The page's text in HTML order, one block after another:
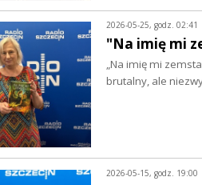
2026-05-25, godz. 02:41
"Na imię mi
„Na imię mi
brutalny, ale
2026-05-15, godz. 19:00